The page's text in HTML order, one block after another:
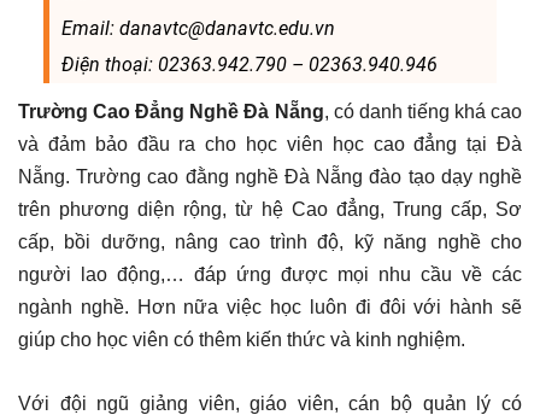
Email: danavtc@danavtc.edu.vn
Điện thoại: 02363.942.790 – 02363.940.946
Trường Cao Đẳng Nghề Đà Nẵng, có danh tiếng khá cao
và đảm bảo đầu ra cho học viên học cao đẳng tại Đà
Nẵng. Trường cao đằng nghề Đà Nẵng đào tạo dạy nghề
trên phương diện rộng, từ hệ Cao đẳng, Trung cấp, Sơ
cấp, bồi dưỡng, nâng cao trình độ, kỹ năng nghề cho
người lao động,… đáp ứng được mọi nhu cầu về các
ngành nghề. Hơn nữa việc học luôn đi đôi với hành sẽ
giúp cho học viên có thêm kiến thức và kinh nghiệm.
Với đội ngũ giảng viên, giáo viên, cán bộ quản lý có